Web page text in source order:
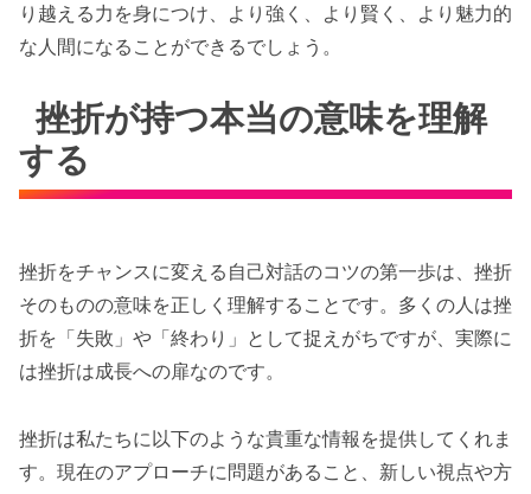
り越える力を身につけ、より強く、より賢く、より魅力的
な人間になることができるでしょう。
挫折が持つ本当の意味を理解
する
挫折をチャンスに変える自己対話のコツの第一歩は、挫折
そのものの意味を正しく理解することです。多くの人は挫
折を「失敗」や「終わり」として捉えがちですが、実際に
は挫折は成長への扉なのです。
挫折は私たちに以下のような貴重な情報を提供してくれま
す。現在のアプローチに問題があること、新しい視点や方